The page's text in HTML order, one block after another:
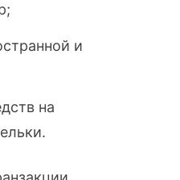
и
на